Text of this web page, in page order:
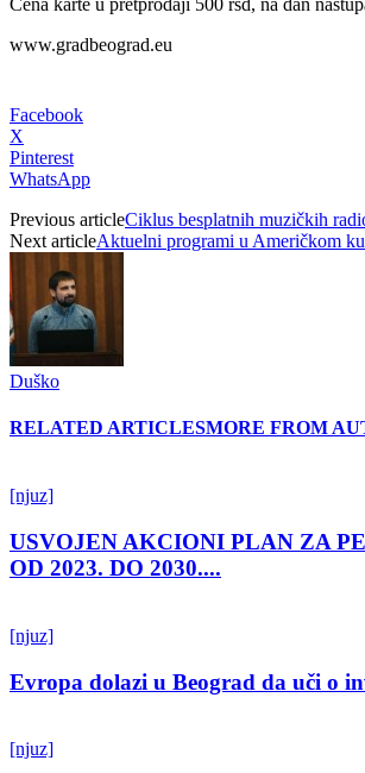
www.gradbeograd.eu
Facebook
X
Pinterest
WhatsApp
Previous articleCiklus besplatnih muzičkih
Next articleAktuelni programi u Američkom
Duško
RELATED ARTICLESMORE FROM
[njuz]
USVOJEN AKCIONI PLAN ZA
OD 2023. DO 2030....
[njuz]
Evropa dolazi u Beograd da uči o
[njuz]